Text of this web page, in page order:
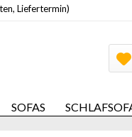
Liefertermin)
SOFAS